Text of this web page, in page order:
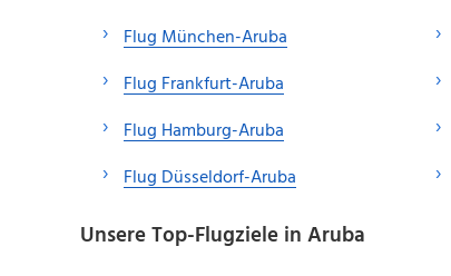
Flug München-Aruba
Flug Frankfurt-Aruba
Flug Hamburg-Aruba
Flug Düsseldorf-Aruba
Unsere Top-Flugziele in Aruba